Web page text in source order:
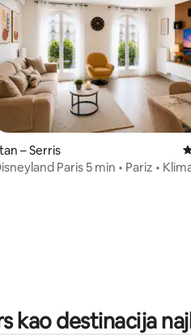
4,75/5, recenzija: 357
– Serris
Paris 5 min • Pariz •
kao destinacija